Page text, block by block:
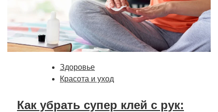
Здоровье
Красота и уход
Как убрать супер клей с рук: